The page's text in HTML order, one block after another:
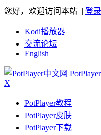
您好，欢迎访问本站 | 登录
Kodi播放器
交流论坛
English
X
PotPlayer教程
PotPlayer皮肤
PotPlayer下载